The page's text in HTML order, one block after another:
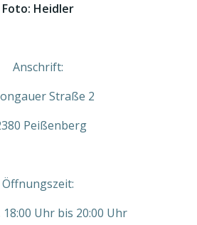
Foto: Heidler
Anschrift:
Straße 2
Peißenberg
Öffnungszeit:
Uhr bis 20:00 Uhr